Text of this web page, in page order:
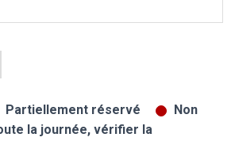
Partiellement réservé
Non
la journée, vérifier la